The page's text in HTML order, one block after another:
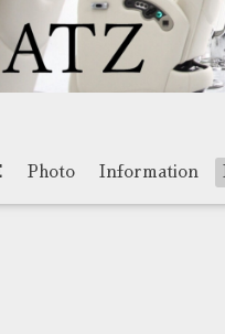
Photo Information